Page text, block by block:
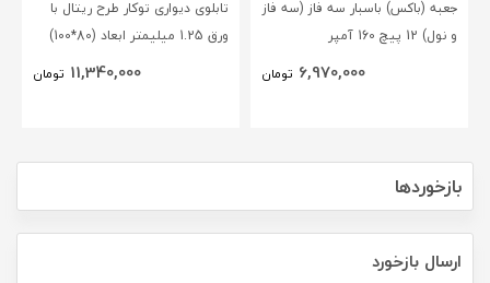
جعبه (باکس) باسبار سه فاز (سه فاز
و نول) 12 پیچ 160 آمپر
6,970,000 تومان
تابلوی دیواری توکار طرح ریتال با
ورق 1.25 میلیمتر ابعاد (80*100)
11,340,000 تومان
بازخوردها
ارسال بازخورد